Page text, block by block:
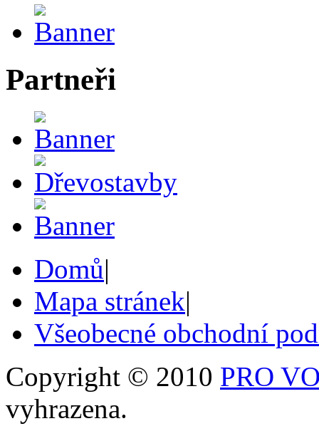
Partneři
Domů|
Mapa stránek|
Všeobecné obchodní
Copyright © 2010 PRO
vyhrazena.